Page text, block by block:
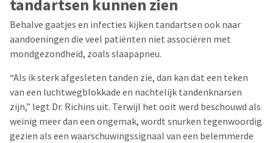
tandartsen kunnen zien
Behalve gaatjes en infecties kijken tandartsen ook naar
aandoeningen die veel patiënten niet associëren met
mondgezondheid, zoals slaapapneu.
“Als ik sterk afgesleten tanden zie, dan kan dat een teken
van een luchtwegblokkade en nachtelijk tandenknarsen
zijn,” legt Dr. Richins uit. Terwijl het ooit werd beschouwd als
weinig meer dan een ongemak, wordt snurken tegenwoordig
gezien als een waarschuwingssignaal van een belemmerde